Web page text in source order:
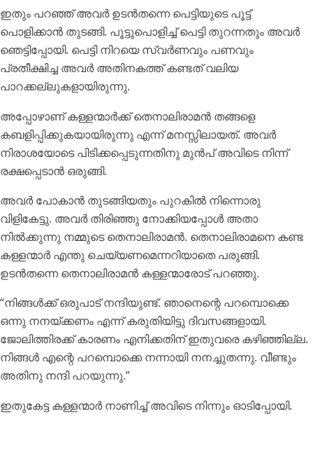
ഇതും പറഞ്ഞ് അവർ ഉടൻതന്നെ പെട്ടിയുടെ പൂട്ട്
പൊളിക്കാൻ തുടങ്ങി. പൂട്ടുപൊളിച്ച് പെട്ടി തുറന്നതും അവർ
ഞെട്ടിപ്പോയി. പെട്ടി നിറയെ സ്വർണവും പണവും
പ്രതീക്ഷിച്ച അവർ അതിനകത്ത് കണ്ടത് വലിയ
പാറക്കല്ലുകളായിരുന്നു.
അപ്പോഴാണ് കള്ളന്മാർക്ക് തെനാലിരാമൻ തങ്ങളെ
കബളിപ്പിക്കുകയായിരുന്നു എന്ന് മനസ്സിലായത്. അവർ
നിരാശയോടെ പിടിക്കപ്പെടുന്നതിനു മുൻപ് അവിടെ നിന്ന്
രക്ഷപ്പെടാൻ ഒരുങ്ങി.
അവർ പോകാൻ തുടങ്ങിയതും പുറകിൽ നിന്നൊരു
വിളികേട്ടു. അവർ തിരിഞ്ഞു നോക്കിയപ്പോൾ അതാ
നിൽക്കുന്നു നമ്മുടെ തെനാലിരാമൻ. തെനാലിരാമനെ കണ്ട
കള്ളന്മാർ എന്തു ചെയ്യണമെന്നറിയാതെ പരുങ്ങി.
ഉടൻതന്നെ തെനാലിരാമൻ കള്ളന്മാരോട് പറഞ്ഞു.
“നിങ്ങൾക്ക് ഒരുപാട് നന്ദിയുണ്ട്. ഞാനെന്റെ പറമ്പൊക്കെ
ഒന്നു നനയ്ക്കണം എന്ന് കരുതിയിട്ടു ദിവസങ്ങളായി.
ജോലിത്തിരക്ക് കാരണം എനിക്കതിന് ഇതുവരെ കഴിഞ്ഞില്ല.
നിങ്ങൾ എന്റെ പറമ്പൊക്കെ നന്നായി നനച്ചുതന്നു. വീണ്ടും
അതിനു നന്ദി പറയുന്നു.”
ഇതുകേട്ട കള്ളന്മാർ നാണിച്ച് അവിടെ നിന്നും ഓടിപ്പോയി.